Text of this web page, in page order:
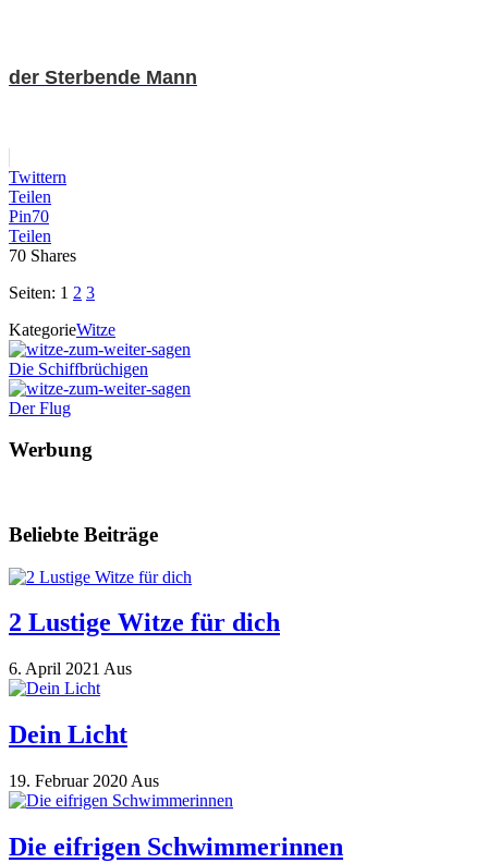
der Sterbende Mann
Twittern
Teilen
Pin70
Teilen
70 Shares
Seiten: 1 2 3
KategorieWitze
Die Schiffbrüchigen
Der Flug
Werbung
Beliebte Beiträge
2 Lustige Witze für dich
6. April 2021 Aus
Dein Licht
19. Februar 2020 Aus
Die eifrigen Schwimmerinnen